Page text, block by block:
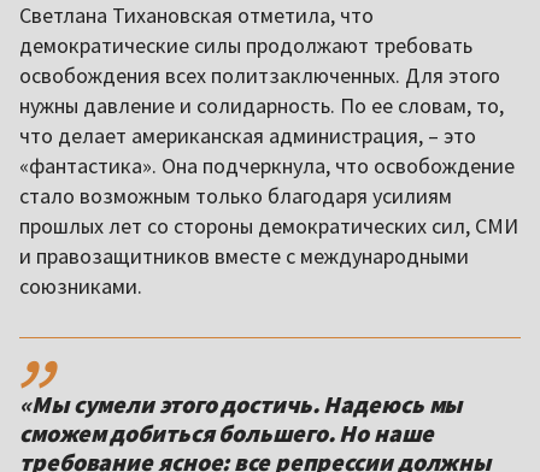
Светлана Тихановская отметила, что
демократические силы продолжают требовать
освобождения всех политзаключенных. Для этого
нужны давление и солидарность. По ее словам, то,
что делает американская администрация, – это
«фантастика». Она подчеркнула, что освобождение
стало возможным только благодаря усилиям
прошлых лет со стороны демократических сил, СМИ
и правозащитников вместе с международными
союзниками.
,,
«Мы сумели этого достичь. Надеюсь мы
сможем добиться большего. Но наше
требование ясное: все репрессии должны